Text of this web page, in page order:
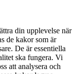
din upplevelse när
de kakor som är
De är essentiella
ska fungera. Vi
att analysera och